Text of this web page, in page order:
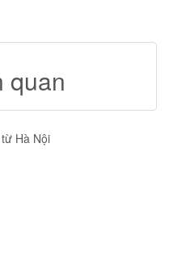
quan
Hà Nội